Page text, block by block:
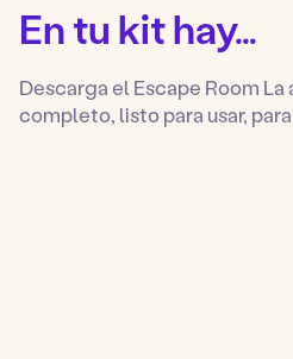
En tu kit hay…
Descarga el Escape Room
completo, listo para usar,